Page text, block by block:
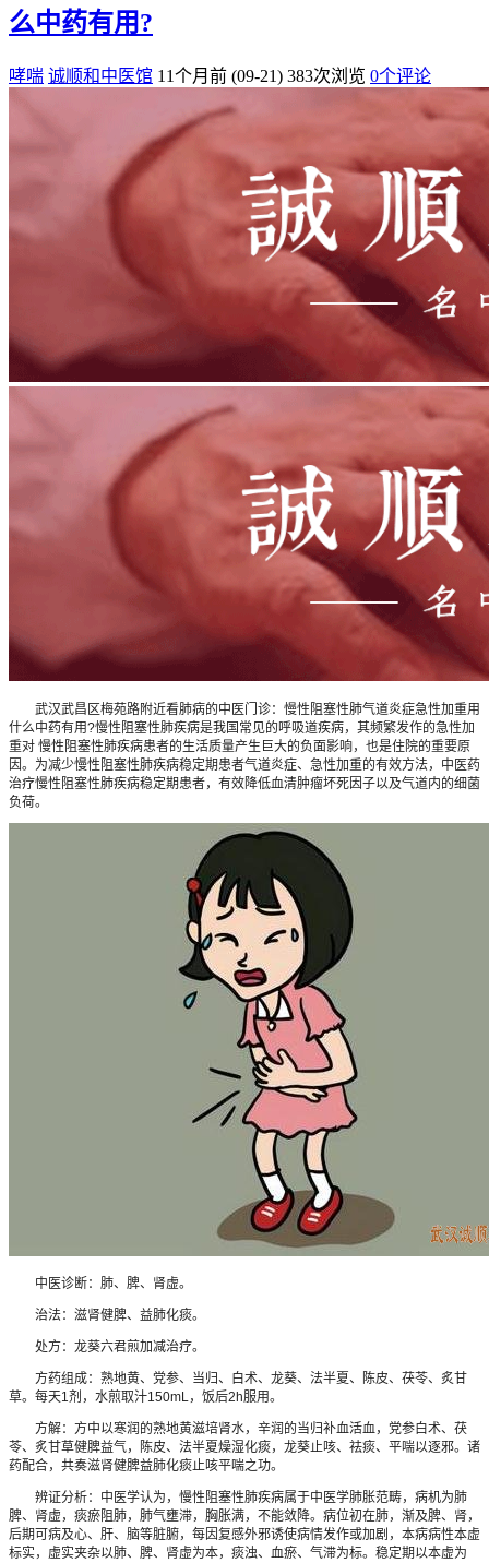
么中药有用?
哮喘 诚顺和中医馆 11个月前 (09-21) 383次浏览 0个评论
武汉武昌区梅苑路附近看肺病的中医门诊：慢性阻塞性肺气道炎症急性加重用
什么中药有用?慢性阻塞性肺疾病是我国常见的呼吸道疾病，其频繁发作的急性加
重对 慢性阻塞性肺疾病患者的生活质量产生巨大的负面影响，也是住院的重要原
因。为减少慢性阻塞性肺疾病稳定期患者气道炎症、急性加重的有效方法，中医药
治疗慢性阻塞性肺疾病稳定期患者，有效降低血清肿瘤坏死因子以及气道内的细菌
负荷。
中医诊断：肺、脾、肾虚。
治法：滋肾健脾、益肺化痰。
处方：龙葵六君煎加减治疗。
方药组成：熟地黄、党参、当归、白术、龙葵、法半夏、陈皮、茯苓、炙甘
草。每天1剂，水煎取汁150mL，饭后2h服用。
方解：方中以寒润的熟地黄滋培肾水，辛润的当归补血活血，党参白术、茯
苓、炙甘草健脾益气，陈皮、法半夏燥湿化痰，龙葵止咳、祛痰、平喘以逐邪。诸
药配合，共奏滋肾健脾益肺化痰止咳平喘之功。
辨证分析：中医学认为，慢性阻塞性肺疾病属于中医学肺胀范畴，病机为肺
脾、肾虚，痰瘀阻肺，肺气壅滞，胸胀满，不能敛降。病位初在肺，渐及脾、肾，
后期可病及心、肝、脑等脏腑，每因复感外邪诱使病情发作或加剧，本病病性本虚
标实，虚实夹杂以肺、脾、肾虚为本，痰浊、血瘀、气滞为标。稳定期以本虚为